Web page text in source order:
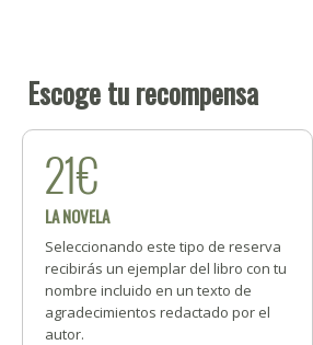
Escoge tu recompensa
21€
LA NOVELA
Seleccionando este tipo de reserva
recibirás un ejemplar del libro con tu
nombre incluido en un texto de
agradecimientos redactado por el
autor.